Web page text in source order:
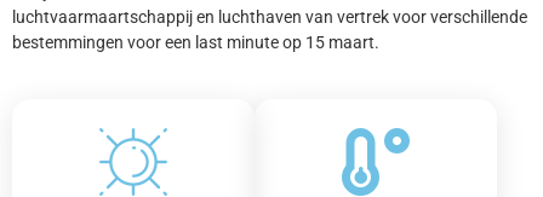
luchtvaarmaartschappij en luchthaven van vertrek voor verschillende
bestemmingen voor een last minute op 15 maart.